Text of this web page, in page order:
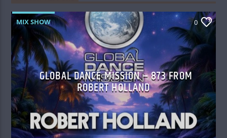
MIX SHOW 0
GLOBAL DANCE MISSION – 873 FROM
ROBERT HOLLAND